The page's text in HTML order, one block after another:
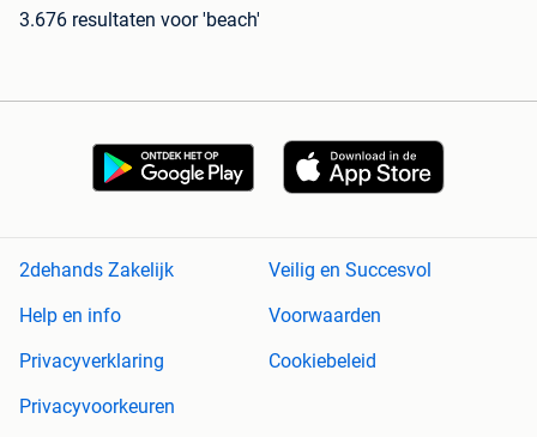
3.676 resultaten voor 'beach'
2dehands Zakelijk
Veilig en Succesvol
Help en info
Voorwaarden
Privacyverklaring
Cookiebeleid
Privacyvoorkeuren